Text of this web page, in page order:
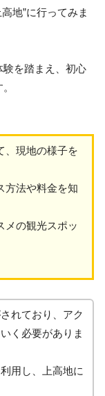
地”に行ってみま
を踏まえ、初心
、現地の様子を
方法や料金を知
メの観光スポッ
れており、アク
く必要がありま
用し、上高地に